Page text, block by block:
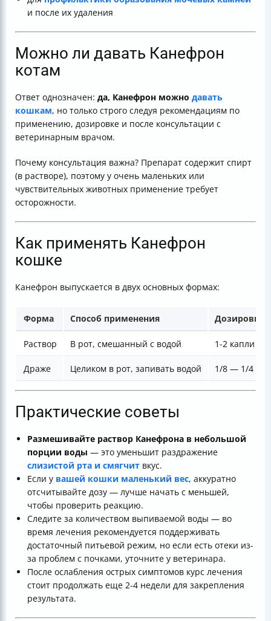
и после их удаления
Можно ли давать Канефрон
котам
Ответ однозначен: да, Канефрон можно давать
кошкам, но только строго следуя рекомендациям по
применению, дозировке и после консультации с
ветеринарным врачом.
Почему консультация важна? Препарат содержит спирт
(в растворе), поэтому у очень маленьких или
чувствительных животных применение требует
осторожности.
Как применять Канефрон
кошке
Канефрон выпускается в двух основных формах:
Форма Способ применения Дозировка
Раствор В рот, смешанный с водой 1-2 капли на
Драже Целиком в рот, запивать водой 1/8 — 1/4
Практические советы
Размешивайте раствор Канефрона в небольшой
порции воды — это уменьшит раздражение
слизистой рта и смягчит вкус.
Если у вашей кошки маленький вес, аккуратно
отсчитывайте дозу — лучше начать с меньшей,
чтобы проверить реакцию.
Следите за количеством выпиваемой воды — во
время лечения рекомендуется поддерживать
достаточный питьевой режим, но если есть отеки из-
за проблем с почками, уточните у ветеринара.
После ослабления острых симптомов курс лечения
стоит продолжать еще 2-4 недели для закрепления
результата.